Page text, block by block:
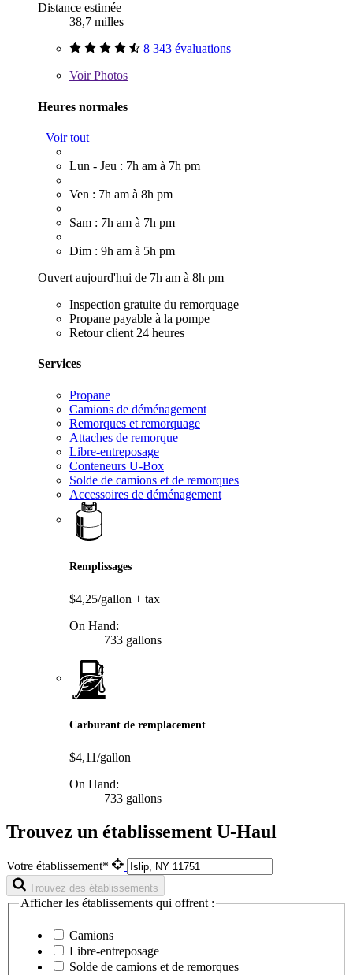
Distance estimée
38,7 milles
8 343 évaluations
VoirPhotos
Heures normales
Voir tout
Lun - Jeu : 7h am à 7h pm
Ven : 7h am à 8h pm
Sam : 7h am à 7h pm
Dim : 9h am à 5h pm
Ouvert aujourd'hui de 7h am à 8h pm
Inspection gratuite du remorquage
Propane payable à la pompe
Retour client 24 heures
Services
Propane
Camions de déménagement
Remorques et remorquage
Attaches de remorque
Libre-entreposage
Conteneurs U-Box
Solde de camions et de remorques
Accessoires de déménagement
Remplissages
$4,25/gallon + tax
On Hand:
733 gallons
Carburant de remplacement
$4,11/gallon
On Hand:
733 gallons
Trouvez un établissement U-Haul
Votre établissement*
Trouvez des établissements
Afficher les établissements qui offrent :
Camions
Libre-entreposage
Solde de camions et de remorques